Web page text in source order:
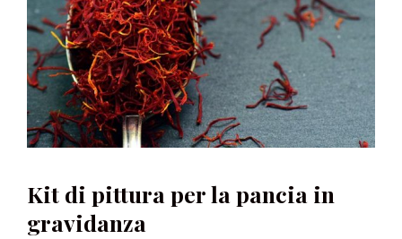
Kit di pittura per la pancia in
gravidanza